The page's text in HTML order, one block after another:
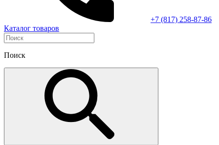
+7 (817) 258-87-86
Каталог товаров
Поиск